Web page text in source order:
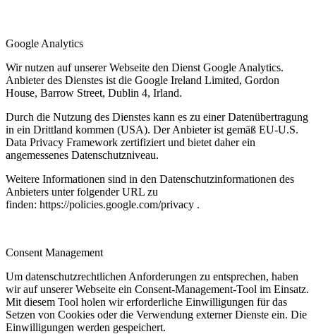
Google Analytics
Wir nutzen auf unserer Webseite den Dienst Google Analytics.
Anbieter des Dienstes ist die Google Ireland Limited, Gordon
House, Barrow Street, Dublin 4, Irland.
Durch die Nutzung des Dienstes kann es zu einer Datenübertragung
in ein Drittland kommen (USA). Der Anbieter ist gemäß EU-U.S.
Data Privacy Framework zertifiziert und bietet daher ein
angemessenes Datenschutzniveau.
Weitere Informationen sind in den Datenschutzinformationen des
Anbieters unter folgender URL zu
finden: https://policies.google.com/privacy .
Consent Management
Um datenschutzrechtlichen Anforderungen zu entsprechen, haben
wir auf unserer Webseite ein Consent-Management-Tool im Einsatz.
Mit diesem Tool holen wir erforderliche Einwilligungen für das
Setzen von Cookies oder die Verwendung externer Dienste ein. Die
Einwilligungen werden gespeichert.